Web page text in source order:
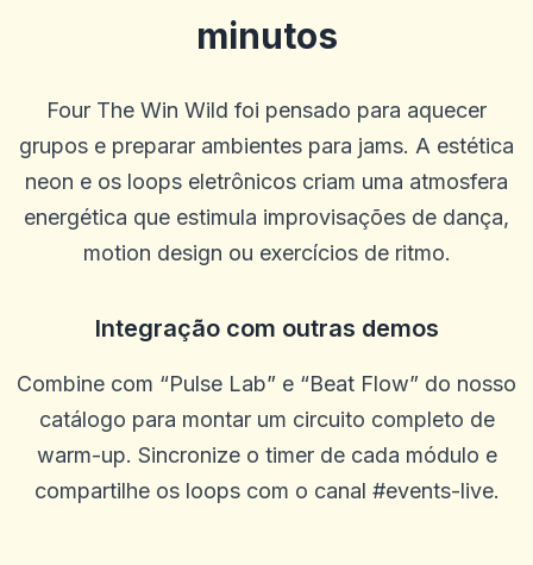
minutos
Four The Win Wild foi pensado para aquecer
grupos e preparar ambientes para jams. A estética
neon e os loops eletrônicos criam uma atmosfera
energética que estimula improvisações de dança,
motion design ou exercícios de ritmo.
Integração com outras demos
Combine com “Pulse Lab” e “Beat Flow” do nosso
catálogo para montar um circuito completo de
warm-up. Sincronize o timer de cada módulo e
compartilhe os loops com o canal #events-live.
Bob Mahan
2025-10-22 03:17:18
Ótimo livro. Não mudaria nada
0
2025-10-15 07:14:11
Esta é uma ótima plataforma e atendimento ao cliente e justo e
m
2025-10-10 03:34:36
Gosto de todos os incentivos gratuitos que você dá, faz valer a
pena! Obrigado!